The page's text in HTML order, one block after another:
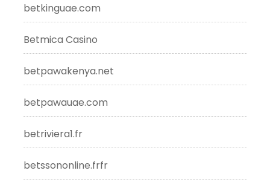
betkinguae.com
Betmica Casino
betpawakenya.net
betpawauae.com
betriviera1.fr
betssononline.frfr